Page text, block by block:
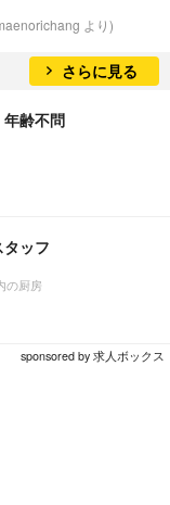
より)
さらに見る
齢不問
ッフ
の厨房
sponsored by 求人ボックス